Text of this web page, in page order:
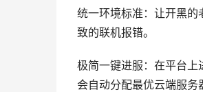
统一环境标准：让开黑的
致的联机报错。
极简一键进服：在平台上
会自动分配最优云端服务